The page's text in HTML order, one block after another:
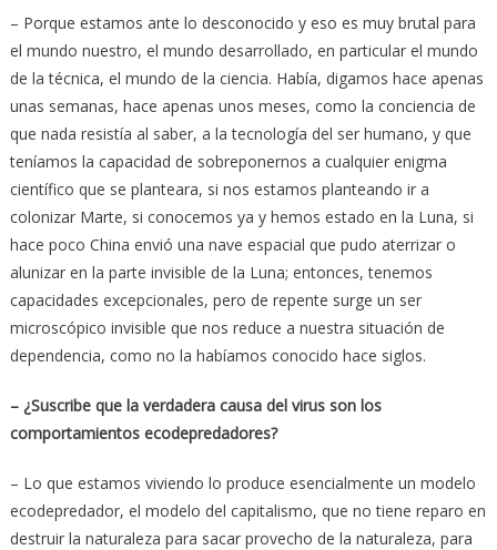
– Porque estamos ante lo desconocido y eso es muy brutal para
el mundo nuestro, el mundo desarrollado, en particular el mundo
de la técnica, el mundo de la ciencia. Había, digamos hace apenas
unas semanas, hace apenas unos meses, como la conciencia de
que nada resistía al saber, a la tecnología del ser humano, y que
teníamos la capacidad de sobreponernos a cualquier enigma
científico que se planteara, si nos estamos planteando ir a
colonizar Marte, si conocemos ya y hemos estado en la Luna, si
hace poco China envió una nave espacial que pudo aterrizar o
alunizar en la parte invisible de la Luna; entonces, tenemos
capacidades excepcionales, pero de repente surge un ser
microscópico invisible que nos reduce a nuestra situación de
dependencia, como no la habíamos conocido hace siglos.
– ¿Suscribe que la verdadera causa del virus son los
comportamientos ecodepredadores?
– Lo que estamos viviendo lo produce esencialmente un modelo
ecodepredador, el modelo del capitalismo, que no tiene reparo en
destruir la naturaleza para sacar provecho de la naturaleza, para